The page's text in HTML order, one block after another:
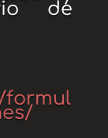
de
formul